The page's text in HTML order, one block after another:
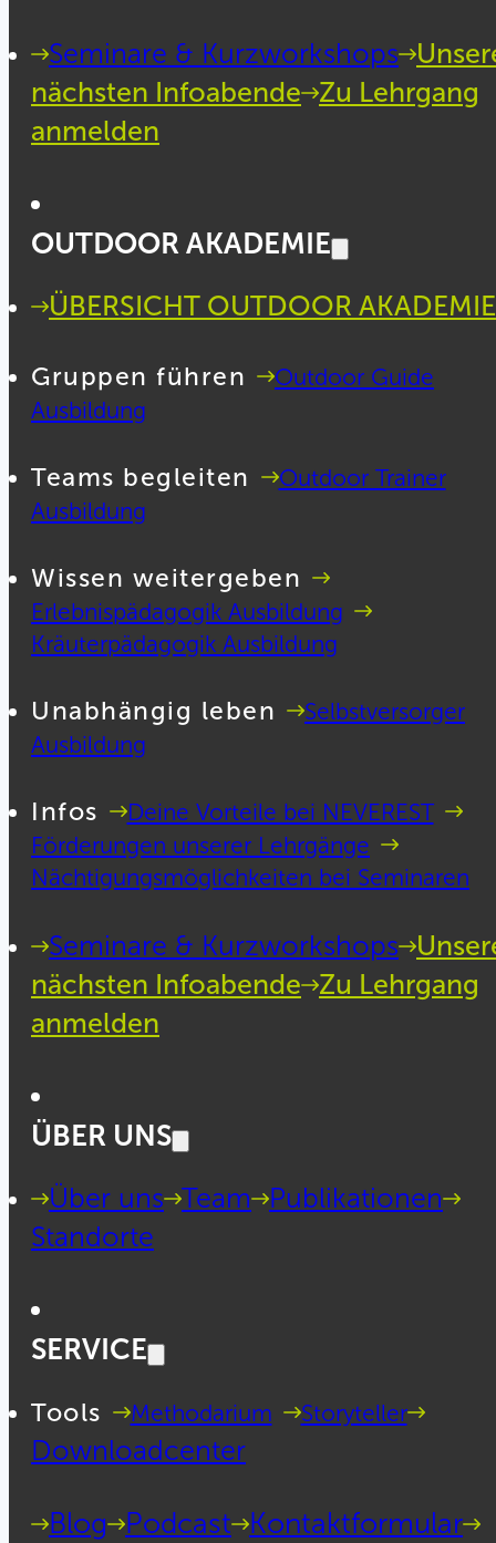
Seminare & Kurzworkshops
nächsten Infoabende Zu Lehrgang
anmelden
OUTDOOR AKADEMIE
ÜBERSICHT OUTDOOR AKADEMIE
Gruppen führen
Outdoor Guide
Ausbildung
Teams begleiten
Outdoor Trainer
Ausbildung
Wissen weitergeben
Erlebnispädagogik Ausbildung
Kräuterpädagogik Ausbildung
Unabhängig leben
Selbstversorger
Ausbildung
Infos
Deine Vorteile bei NEVEREST
Förderungen unserer Lehrgänge
Nächtigungsmöglichkeiten bei Seminaren
Seminare & Kurzworkshops
nächsten Infoabende Zu Lehrgang
anmelden
ÜBER UNS
Über uns Team
Publikationen
Standorte
SERVICE
Tools Methodarium Storyteller
Downloadcenter
Blog Podcast Kontaktformular